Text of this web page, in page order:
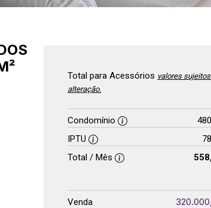
Total para Acessórios valores
alteração.
Condomínio
IPTU
Total / Mês
Venda